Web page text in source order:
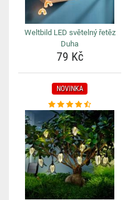
Weltbild LED světelný řetěz
Duha
79 Kč
NOVINKA